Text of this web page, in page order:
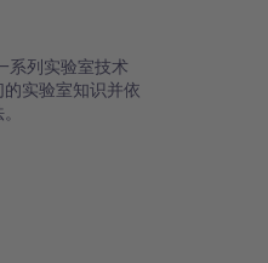
系列实验室技术
的实验室知识并依